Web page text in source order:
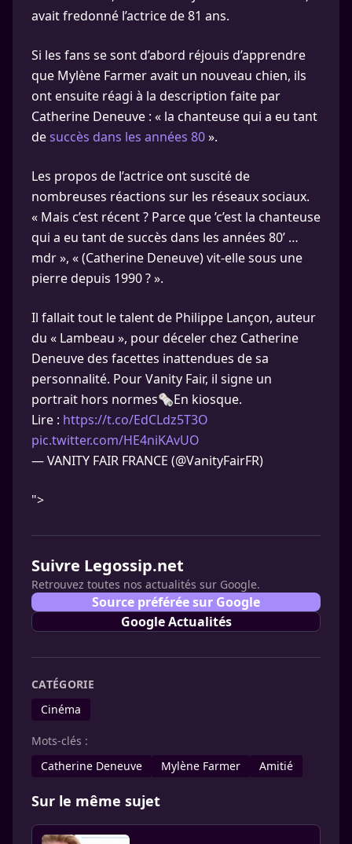
avait fredonné l’actrice de 81 ans.
Si les fans se sont d’abord réjouis d’apprendre
que Mylène Farmer avait un nouveau chien, ils
ont ensuite réagi à la description faite par
Catherine Deneuve : « la chanteuse qui a eu tant
desuccès dans les années 80».
Les propos de l’actrice ont suscité de
nombreuses réactions sur les réseaux sociaux.
« Mais c’est récent ? Parce que ’c’est la chanteuse
qui a eu tant de succès dans les années 80’ …
mdr », « (Catherine Deneuve) vit-elle sous une
pierre depuis 1990 ? ».
Il fallait tout le talent de Philippe Lançon, auteur
du « Lambeau », pour déceler chez Catherine
Deneuve des facettes inattendues de sa
personnalité. Pour Vanity Fair, il signe un
portrait hors normes🗞️En kiosque.
Lire : https://t.co/EdCLdz5T3O
pic.twitter.com/HE4niKAvUO
— VANITY FAIR FRANCE (@VanityFairFR)
">
Suivre Legossip.net
Retrouvez toutes nos actualités sur Google.
Source préférée sur Google
Google Actualités
CATÉGORIE
Cinéma
Mots-clés :
Catherine Deneuve
Mylène Farmer Amitié
Sur le même sujet